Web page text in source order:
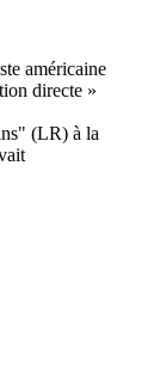
(LR) à la